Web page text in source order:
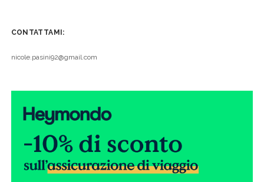
CONTATTAMI:
nicole.pasini92@gmail.com